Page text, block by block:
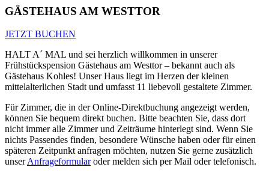
GÄSTEHAUS AM WESTTOR
JETZT BUCHEN
HALT A´ MAL und sei herzlich willkommen in unserer
Frühstückspension Gästehaus am Westtor – bekannt auch als
Gästehaus Kohles! Unser Haus liegt im Herzen der kleinen
mittelalterlichen Stadt und umfasst 11 liebevoll gestaltete Zimmer.
Für Zimmer, die in der Online-Direktbuchung angezeigt werden,
können Sie bequem direkt buchen. Bitte beachten Sie, dass dort
nicht immer alle Zimmer und Zeiträume hinterlegt sind. Wenn Sie
nichts Passendes finden, besondere Wünsche haben oder für einen
späteren Zeitpunkt anfragen möchten, nutzen Sie gerne zusätzlich
unserAnfrageformularoder melden sich per Mail oder telefonisch.